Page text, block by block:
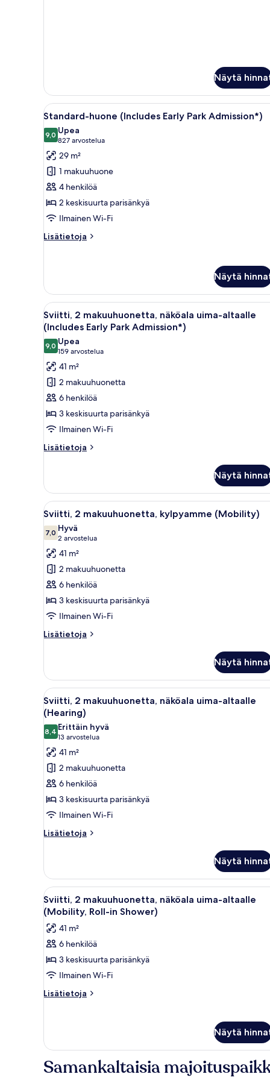
Näytä
Avaa
kaikki
huonetyypin
Standard-
huone
(Includes
Early
Park
Admission*)
kuvat
Hotellihuone, jossa on kaksi
5
Standard-huone (Includes Early Park Admission*)
9,09,0 kautta 10
Upea
827 arvostelua
(827
arvostelua)
29 m²
1 makuuhuone
4 henkilöä
2 keskisuurta parisänkyä
Ilmainen Wi-Fi
Lisätietoja
Lisätietoja
Early
Park
Admission*)
Näytä
Avaa
kaikki
huonetyypin
Sviitti,
2
makuuhuonetta,
näköala
uima-
altaalle
(Includes
Early
kuvat
Hotellihuone, jossa on sänky,
8
Sviitti, 2 makuuhuonetta, näköala uima-altaalle
(Includes Early Park Admission*)
9,09,0 kautta 10
Upea
159 arvostelua
(159
arvostelua)
41 m²
2 makuuhuonetta
6 henkilöä
3 keskisuurta parisänkyä
Ilmainen Wi-Fi
Lisätietoja
Lisätietoja
makuuhuonetta,
näköala
uima-
altaalle
(Includes
Early
Park
Admission*)
Näytä
Avaa
kaikki
huonetyypin
Sviitti,
2
makuuhuonetta,
kylpyamme
(Mobility)
kuvat
Hotellihuone, jossa on kaksi
7
Sviitti, 2 makuuhuonetta, kylpyamme (Mobility)
7,07,0 kautta 10
Hyvä
2 arvostelua
(2
arvostelua)
41 m²
2 makuuhuonetta
6 henkilöä
3 keskisuurta parisänkyä
Ilmainen Wi-Fi
Lisätietoja
Lisätietoja
makuuhuonetta,
kylpyamme
(Mobility)
Näytä
Avaa
kaikki
huonetyypin
Sviitti,
2
makuuhuonetta,
näköala
uima-
altaalle
(Hearing)
kuvat
Hotellihuone, jossa on sänky,
9
Sviitti, 2 makuuhuonetta, näköala uima-altaalle
(Hearing)
8,48,4 kautta 10
Erittäin hyvä
13 arvostelua
(13
arvostelua)
41 m²
2 makuuhuonetta
6 henkilöä
3 keskisuurta parisänkyä
Ilmainen Wi-Fi
Lisätietoja
Lisätietoja
makuuhuonetta,
näköala
uima-
altaalle
(Hearing)
Näytä
Avaa
kaikki
huonetyypin
Sviitti,
2
makuuhuonetta,
näköala
uima-
in
Shower)
kuvat
Hotellihuone, jossa on kaksi
8
Sviitti, 2 makuuhuonetta, näköala uima-altaalle
(Mobility, Roll-in Shower)
41 m²
6 henkilöä
3 keskisuurta parisänkyä
Ilmainen Wi-Fi
Lisätietoja
Lisätietoja
näköala
altaalle
Näytä
Samankaltaisia